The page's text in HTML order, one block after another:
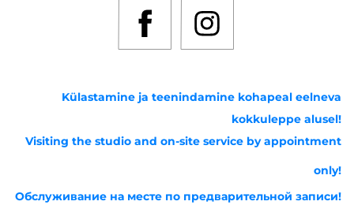
Külastamine ja teenindamine kohapeal eelneva
kokkuleppe alusel!
Visiting the studio and on-site service by appointment
only!
Обслуживание на месте по предварительной записи!